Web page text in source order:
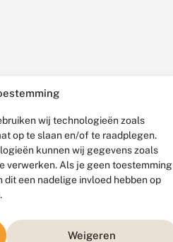
wij technologieën zoals
op te slaan en/of te raadplegen.
kunnen wij gegevens zoals
verwerken. Als je geen toestemming
een nadelige invloed hebben op
Weigeren